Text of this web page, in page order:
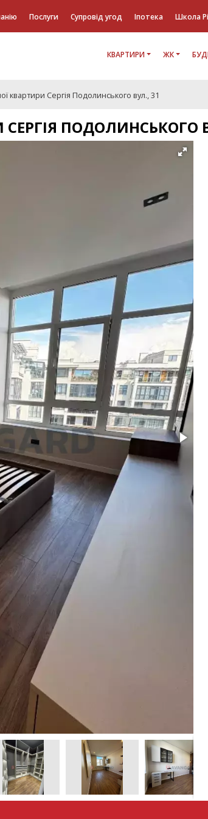
Послуги Супровід угод Іпотека Школа
КВАРТИРИ ЖК
квартири Сергія Подолинського вул., 31
ПОДОЛИНСЬКОГО